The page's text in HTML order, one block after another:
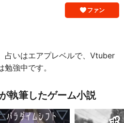
ファン
占いはエアプレベルで、Vtuber
強中です。
執筆したゲーム小説